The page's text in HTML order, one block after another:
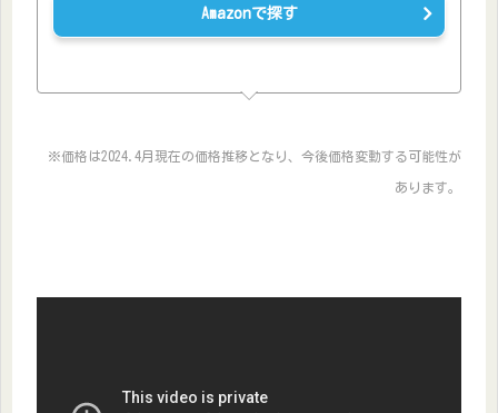
Amazonで探す
※価格は2024.4月現在の価格推移となり、今後価格変動する可能性が
あります。